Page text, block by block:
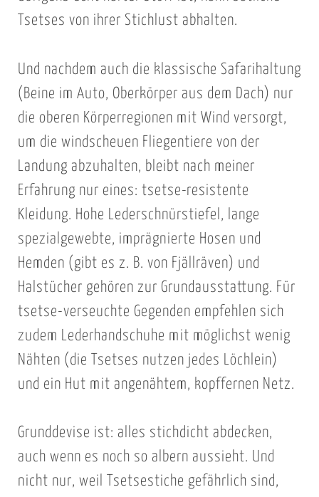
Tsetses von ihrer Stichlust abhalten.
Und nachdem auch die klassische Safarihaltung
(Beine im Auto, Oberkörper aus dem Dach) nur
die oberen Körperregionen mit Wind versorgt,
um die windscheuen Fliegentiere von der
Landung abzuhalten, bleibt nach meiner
Erfahrung nur eines: tsetse-resistente
Kleidung. Hohe Lederschnürstiefel, lange
spezialgewebte, imprägnierte Hosen und
Hemden (gibt es z. B. von Fjällräven) und
Halstücher gehören zur Grundausstattung. Für
tsetse-verseuchte Gegenden empfehlen sich
zudem Lederhandschuhe mit möglichst wenig
Nähten (die Tsetses nutzen jedes Löchlein)
und ein Hut mit angenähtem, kopffernen Netz.
Grunddevise ist: alles stichdicht abdecken,
auch wenn es noch so albern aussieht. Und
nicht nur, weil Tsetsestiche gefährlich sind,